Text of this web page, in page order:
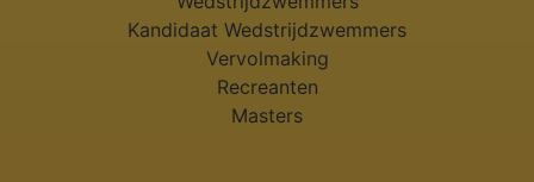
Kandidaat Wedstrijdzwemmers
Vervolmaking
Recreanten
Masters